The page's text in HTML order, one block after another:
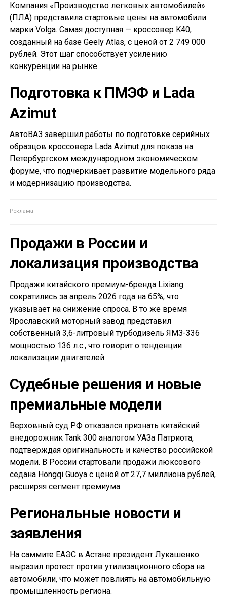
Компания «Производство легковых автомобилей»
(ПЛА) представила стартовые цены на автомобили
марки Volga. Самая доступная — кроссовер K40,
созданный на базе Geely Atlas, с ценой от 2 749 000
рублей. Этот шаг способствует усилению
конкуренции на рынке.
Подготовка к ПМЭФ и Lada
Azimut
АвтоВАЗ завершил работы по подготовке серийных
образцов кроссовера Lada Azimut для показа на
Петербургском международном экономическом
форуме, что подчеркивает развитие модельного ряда
и модернизацию производства.
Продажи в России и
локализация производства
Продажи китайского премиум-бренда Lixiang
сократились за апрель 2026 года на 65%, что
указывает на снижение спроса. В то же время
Ярославский моторный завод представил
собственный 3,6-литровый турбодизель ЯМЗ-336
мощностью 136 л.с., что говорит о тенденции
локализации двигателей.
Судебные решения и новые
премиальные модели
Верховный суд РФ отказался признать китайский
внедорожник Tank 300 аналогом УАЗа Патриота,
подтверждая оригинальность и качество российской
модели. В России стартовали продажи люксового
седана Hongqi Guoya с ценой от 27,7 миллиона рублей,
расширяя сегмент премиума.
Региональные новости и
заявления
На саммите ЕАЭС в Астане президент Лукашенко
выразил протест против утилизационного сбора на
автомобили, что может повлиять на автомобильную
промышленность региона.